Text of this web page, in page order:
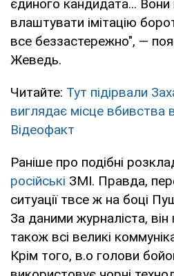
єдиного кандидата...
влаштувати імітацію
все беззастережно", —
Жеведь.
Читайте: Тут підірвали
виглядає місце
Відеофакт
Раніше про подібні
російські ЗМІ. Правда,
ситуації твсе ж на боці
За даними журналіста,
також всі великі
Крім того, в.о голови